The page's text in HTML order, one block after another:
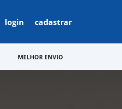
login cadastrar
MELHOR ENVIO